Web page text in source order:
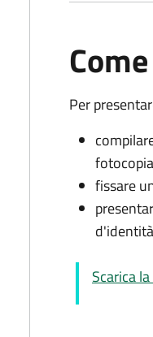
Per
fissare
Scarica